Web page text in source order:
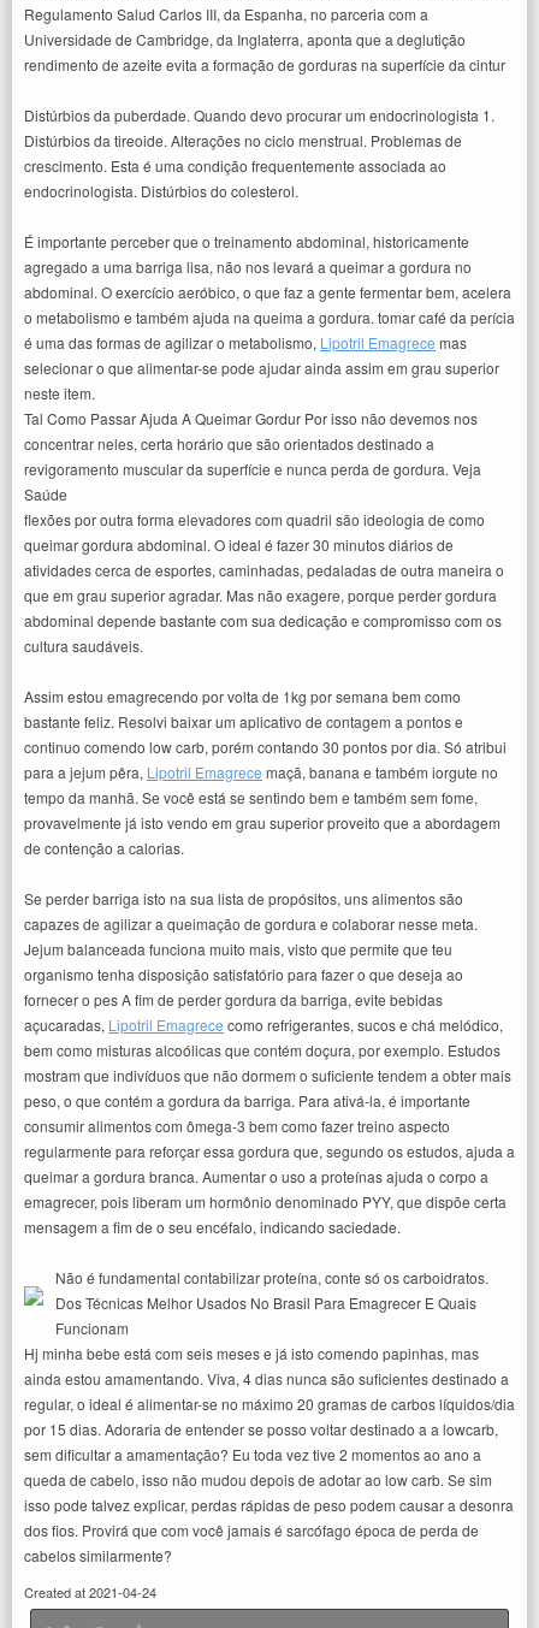
Regulamento Salud Carlos III, da Espanha, no parceria com a
Universidade de Cambridge, da Inglaterra, aponta que a deglutição
rendimento de azeite evita a formação de gorduras na superfície da cintur
Distúrbios da puberdade. Quando devo procurar um endocrinologista 1.
Distúrbios da tireoide. Alterações no ciclo menstrual. Problemas de
crescimento. Esta é uma condição frequentemente associada ao
endocrinologista. Distúrbios do colesterol.
É importante perceber que o treinamento abdominal, historicamente
agregado a uma barriga lisa, não nos levará a queimar a gordura no
abdominal. O exercício aeróbico, o que faz a gente fermentar bem, acelera
o metabolismo e também ajuda na queima a gordura. tomar café da perícia
é uma das formas de agilizar o metabolismo, Lipotril Emagrece mas
selecionar o que alimentar-se pode ajudar ainda assim em grau superior
neste item.
Tal Como Passar Ajuda A Queimar Gordur Por isso não devemos nos
concentrar neles, certa horário que são orientados destinado a
revigoramento muscular da superfície e nunca perda de gordura. Veja
Saúde
flexões por outra forma elevadores com quadril são ideologia de como
queimar gordura abdominal. O ideal é fazer 30 minutos diários de
atividades cerca de esportes, caminhadas, pedaladas de outra maneira o
que em grau superior agradar. Mas não exagere, porque perder gordura
abdominal depende bastante com sua dedicação e compromisso com os
cultura saudáveis.
Assim estou emagrecendo por volta de 1kg por semana bem como
bastante feliz. Resolvi baixar um aplicativo de contagem a pontos e
continuo comendo low carb, porém contando 30 pontos por dia. Só atribui
para a jejum pêra, Lipotril Emagrece maçã, banana e também iorgute no
tempo da manhã. Se você está se sentindo bem e também sem fome,
provavelmente já isto vendo em grau superior proveito que a abordagem
de contenção a calorias.
Se perder barriga isto na sua lista de propósitos, uns alimentos são
capazes de agilizar a queimação de gordura e colaborar nesse meta.
Jejum balanceada funciona muito mais, visto que permite que teu
organismo tenha disposição satisfatório para fazer o que deseja ao
fornecer o pes A fim de perder gordura da barriga, evite bebidas
açucaradas, Lipotril Emagrece como refrigerantes, sucos e chá melódico,
bem como misturas alcoólicas que contém doçura, por exemplo. Estudos
mostram que indivíduos que não dormem o suficiente tendem a obter mais
peso, o que contém a gordura da barriga. Para ativá-la, é importante
consumir alimentos com ômega-3 bem como fazer treino aspecto
regularmente para reforçar essa gordura que, segundo os estudos, ajuda a
queimar a gordura branca. Aumentar o uso a proteínas ajuda o corpo a
emagrecer, pois liberam um hormônio denominado PYY, que dispõe certa
mensagem a fim de o seu encéfalo, indicando saciedade.
Não é fundamental contabilizar proteína, conte só os carboidratos.
Dos Técnicas Melhor Usados No Brasil Para Emagrecer E Quais
Funcionam
Hj minha bebe está com seis meses e já isto comendo papinhas, mas
ainda estou amamentando. Viva, 4 dias nunca são suficientes destinado a
regular, o ideal é alimentar-se no máximo 20 gramas de carbos líquidos/dia
por 15 dias. Adoraria de entender se posso voltar destinado a a lowcarb,
sem dificultar a amamentação? Eu toda vez tive 2 momentos ao ano a
queda de cabelo, isso não mudou depois de adotar ao low carb. Se sim
isso pode talvez explicar, perdas rápidas de peso podem causar a desonra
dos fios. Provirá que com você jamais é sarcófago época de perda de
cabelos similarmente?
Created at 2021-04-24